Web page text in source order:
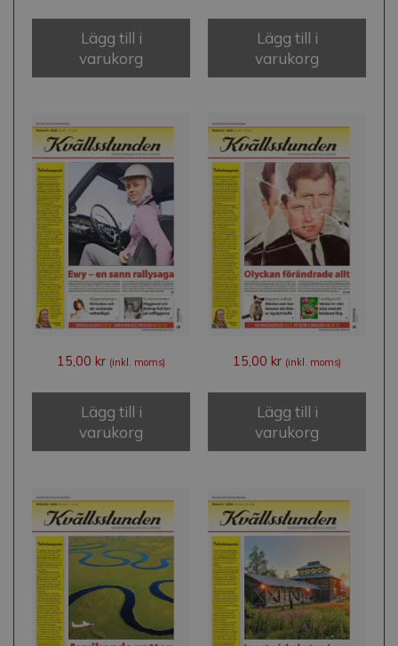
Lägg till i
varukorg
Lägg till i
varukorg
15,00 kr (inkl. moms)
Lägg till i
varukorg
15,00 kr (inkl. moms)
Lägg till i
varukorg